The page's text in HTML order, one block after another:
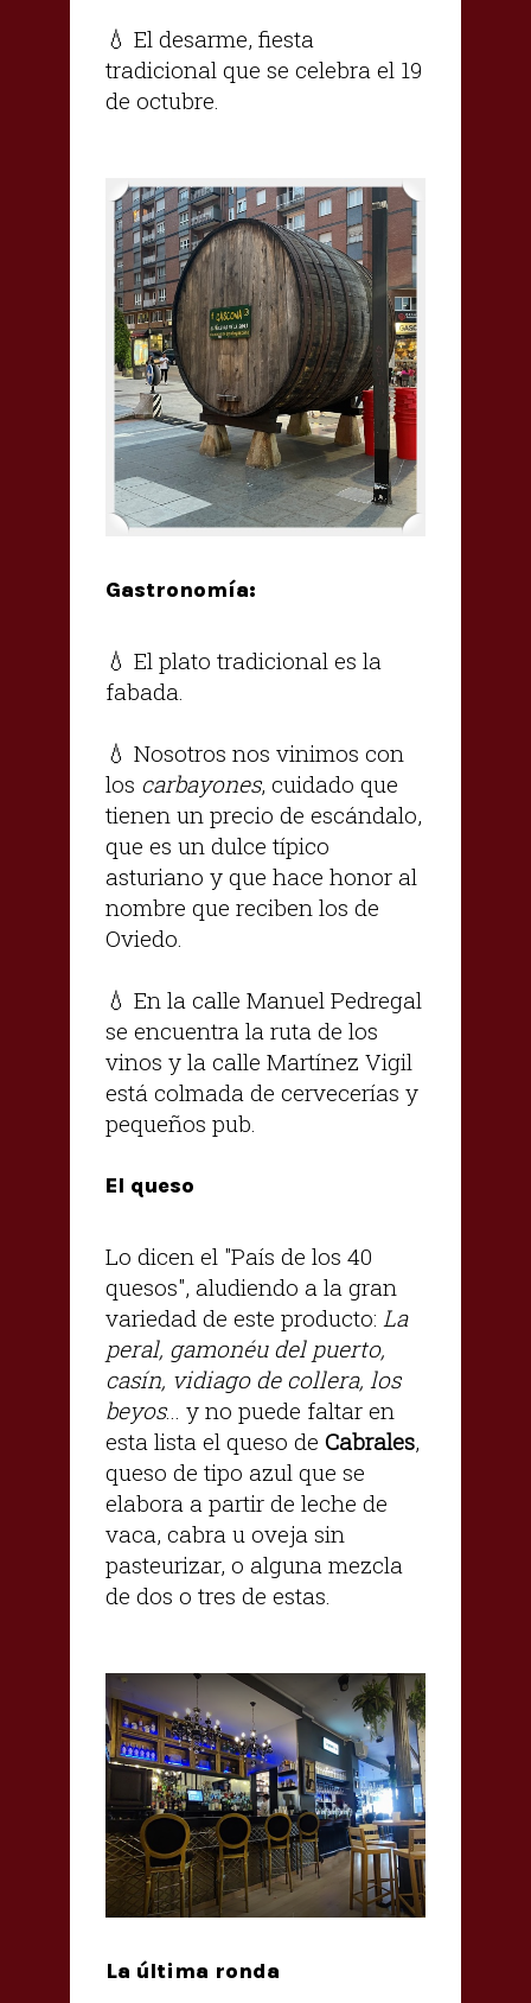
💧 El desarme, fiesta
tradicional que se celebra el 19
de octubre.
Gastronomía:
💧 El plato tradicional es la
fabada.
💧 Nosotros nos vinimos con
los carbayones, cuidado que
tienen un precio de escándalo,
que es un dulce típico
asturiano y que hace honor al
nombre que reciben los de
Oviedo.
💧 En la calle Manuel Pedregal
se encuentra la ruta de los
vinos y la calle Martínez Vigil
está colmada de cervecerías y
pequeños pub.
El queso
Lo dicen el "País de los 40
quesos", aludiendo a la gran
variedad de este producto: La
peral, gamonéu del puerto,
casín, vidiago de collera, los
beyos... y no puede faltar en
esta lista el queso de Cabrales,
queso de tipo azul que se
elabora a partir de leche de
vaca, cabra u oveja sin
pasteurizar, o alguna mezcla
de dos o tres de estas.
La última ronda